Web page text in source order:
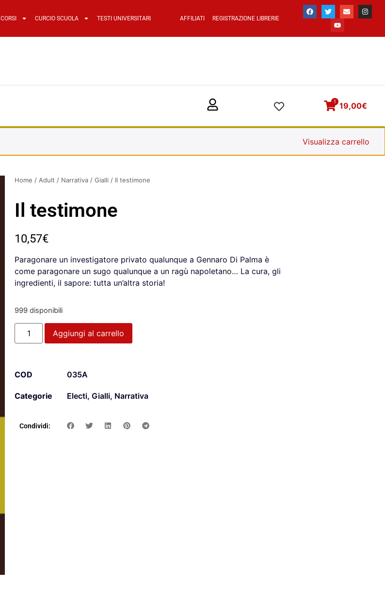
CORSI CURCIO SCUOLA TESTI UNIVERSITARI AFFILIATI REGISTRAZIONE LIBRERIE
19,00€
1
Visualizza carrello
Home / Adult / Narrativa / Gialli / Il testimone
Il testimone
10,57€
Paragonare un investigatore privato qualunque a Gennaro Di Palma è
come paragonare un sugo qualunque a un ragù napoletano… La cura, gli
ingredienti, il sapore: tutta un’altra storia!
999 disponibili
Aggiungi al carrello
COD 035A
Categorie Electi, Gialli, Narrativa
Condividi: